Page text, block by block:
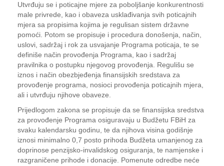
Utvrđuju se i poticajne mjere za poboljšanje konkurentnosti
male privrede, kao i obaveza usklađivanja svih poticajnih
mjera sa propisima kojima je regulisan sistem državne
pomoći. Potom se propisuje i procedura donošenja, način,
uslovi, sadržaj i rok za usvajanje Programa poticaja, te se
definiše način provođenja Programa, kao i sadržaj
pravilnika o postupku njegovog provođenja. Regulišu se
iznos i način obezbjeđenja finansijskih sredstava za
provođenje programa, nosioci provođenja poticajnih mjera,
ali i utvrđuju njihove obaveze.
Prijedlogom zakona se propisuje da se finansijska sredstva
za provođenje Programa osiguravaju u Budžetu FBiH za
svaku kalendarsku godinu, te da njihova visina godišnje
iznosi minimalno 0,7 posto prihoda Budžeta umanjenog za
doprinose penzijsko-invalidskog osiguranja, te namjenske i
razgraničene prihode i donacije. Pomenute odredbe neće